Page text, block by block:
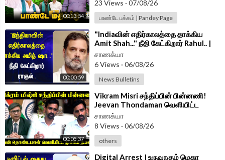
Follow Chanakyaa on Instagram -
chanakyaa_tv/?hl=en
Android App -
https://play.google.com/store/....apps/details?id=
com.
00:13:54
23 Views · 07/08/26
பாண்டே பக்கம் | Pandey Page
00:00:59
⁣"Indiaவின் எதிர்காலத்தை தாக்கிய
Amit Shah..." நீதி கேட்கிறார் Rahul.. |
BJP | Congress
சாணக்யா
6 Views · 06/08/26
News Bulletins
00:05:37
⁣Vikram Misri சந்திப்பின் பின்னணி!
Jeevan Thondaman வெளியிட்ட
முக்கிய தகவல் | India | Srilanka
சாணக்யா
8 Views · 06/08/26
others
⁣Digital Arrest | உருவாகும் மெகா